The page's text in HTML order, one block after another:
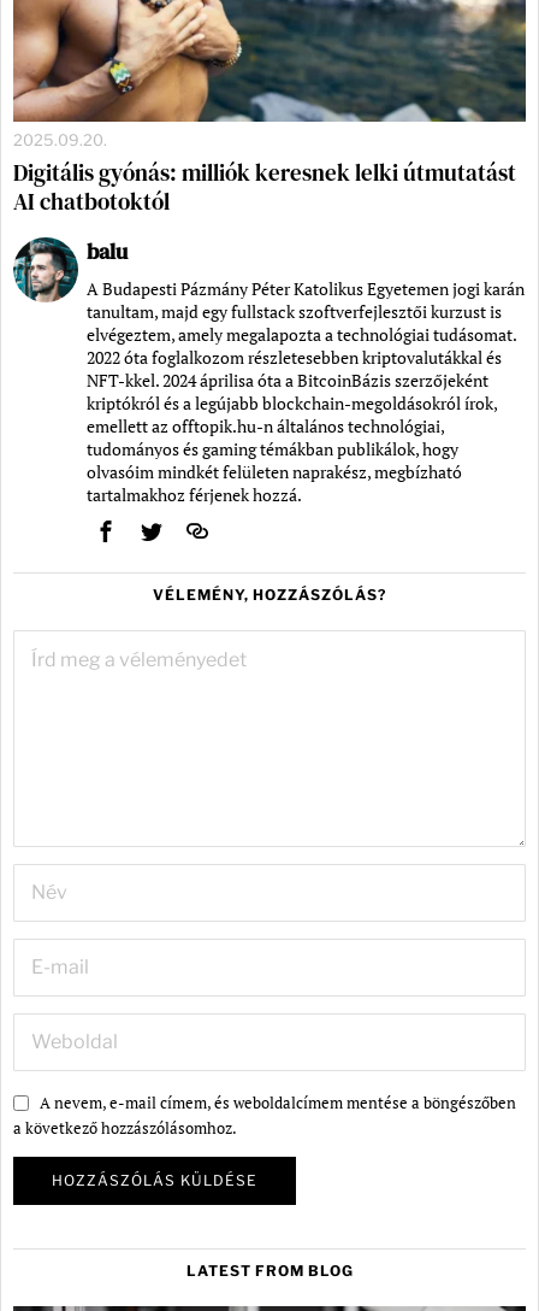
2025.09.20.
Digitális gyónás: milliók keresnek lelki útmutatást
AI chatbotoktól
balu
A Budapesti Pázmány Péter Katolikus Egyetemen jogi karán
tanultam, majd egy fullstack szoftverfejlesztői kurzust is
elvégeztem, amely megalapozta a technológiai tudásomat.
2022 óta foglalkozom részletesebben kriptovalutákkal és
NFT-kkel. 2024 áprilisa óta a BitcoinBázis szerzőjeként
kriptókról és a legújabb blockchain-megoldásokról írok,
emellett az offtopik.hu-n általános technológiai,
tudományos és gaming témákban publikálok, hogy
olvasóim mindkét felületen naprakész, megbízható
tartalmakhoz férjenek hozzá.
VÉLEMÉNY, HOZZÁSZÓLÁS?
A nevem, e-mail címem, és weboldalcímem mentése a böngészőben
a következő hozzászólásomhoz.
LATEST FROM BLOG